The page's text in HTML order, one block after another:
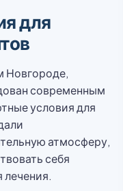
для
Новгороде,
современным
условия для
атмосферу,
себя